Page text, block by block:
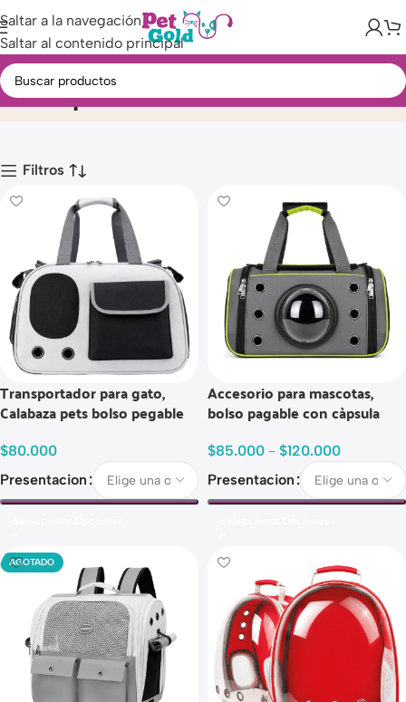
Saltar a la navegación
Saltar al contenido principal
TransportadoresInicio Producto
Filtros
Transportador para gato,
Calabaza pets bolso pegable
$80.000
Presentacion
Accesorio para mascotas,
bolso pagable con càpsula
$85.000 - $120.000
Presentacion
AGOTADO